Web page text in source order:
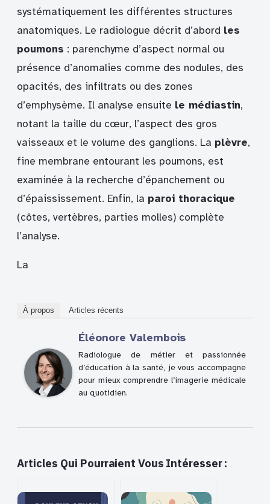
systématiquement les différentes structures
anatomiques. Le radiologue décrit d’abord les
poumons : parenchyme d’aspect normal ou
présence d’anomalies comme des nodules, des
opacités, des infiltrats ou des zones
d’emphysème. Il analyse ensuite le médiastin,
notant la taille du cœur, l’aspect des gros
vaisseaux et le volume des ganglions. La plèvre,
fine membrane entourant les poumons, est
examinée à la recherche d’épanchement ou
d’épaississement. Enfin, la paroi thoracique
(côtes, vertèbres, parties molles) complète
l’analyse.
La
À propos Articles récents
Éléonore Valembois
Radiologue de métier et passionnée
d’éducation à la santé, je vous accompagne
pour mieux comprendre l’imagerie médicale
au quotidien.
Articles Qui Pourraient Vous Intéresser :